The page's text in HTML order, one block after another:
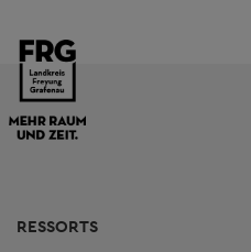
RESSORTS